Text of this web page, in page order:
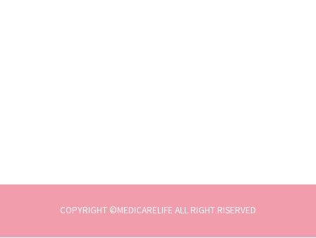
COPYRIGHT ©MEDICARELIFE ALL RIGHT RISERVED